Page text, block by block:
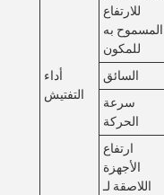
أداء
التفتيش
للارتفاع
المسموح به
للمكون
السائق
سرعة
الحركة
ارتفاع
الأجهزة
اللاصقة لـ